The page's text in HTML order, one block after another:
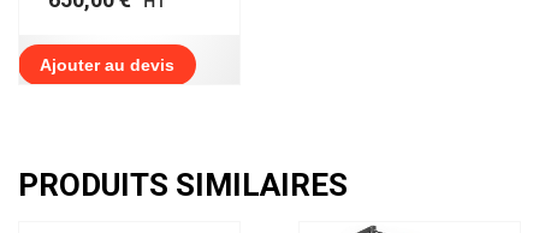
Ajouter au devis
PRODUITS SIMILAIRES